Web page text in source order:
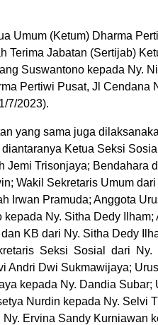
Umum (Ketum) Dharma
Terima Jabatan (Sertijab)
Suswantono kepada Ny.
Pertiwi Pusat, Jl Cendana
7/2023).
yang sama juga
Ketua Seksi
Jemi Trisonjaya; Bendahara
Wakil Sekretaris Umum
Irwan Pramuda; Anggota
Ny. Sitha Dedy Ilham;
KB dari Ny. Sitha Dedy
Seksi Sosial dari Ny.
Andri Dwi Sukmawijaya;
kepada Ny. Dandia
Nurdin kepada Ny. Selvi
Ervina Sandy Kurniawan